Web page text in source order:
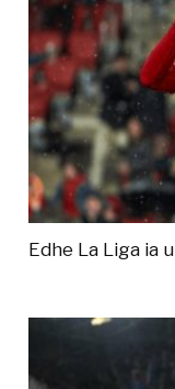
Edhe La Liga ia